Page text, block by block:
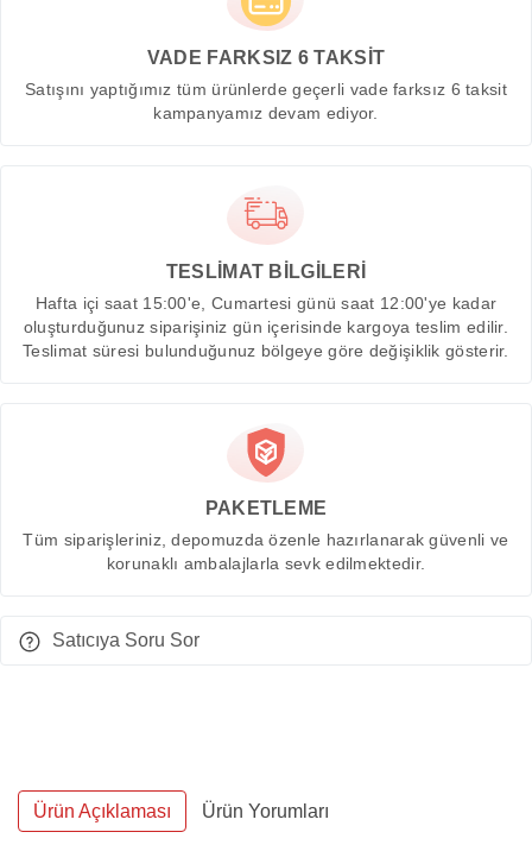
VADE FARKSIZ 6 TAKSİT
Satışını yaptığımız tüm ürünlerde geçerli vade farksız 6 taksit
kampanyamız devam ediyor.
TESLİMAT BİLGİLERİ
Hafta içi saat 15:00'e, Cumartesi günü saat 12:00'ye kadar
oluşturduğunuz siparişiniz gün içerisinde kargoya teslim edilir.
Teslimat süresi bulunduğunuz bölgeye göre değişiklik gösterir.
PAKETLEME
Tüm siparişleriniz, depomuzda özenle hazırlanarak güvenli ve
korunaklı ambalajlarla sevk edilmektedir.
Satıcıya Soru Sor
Ürün Açıklaması Ürün Yorumları